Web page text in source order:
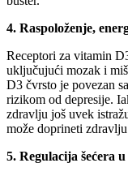
4. Raspoloženje,
Receptori za vitamin
uključujući mozak i
D3 čvrsto je povezan
rizikom od depresije.
zdravlju još uvek
može doprineti
5. Regulacija šećera